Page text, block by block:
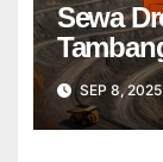
Sewa
SEP 8, 2025